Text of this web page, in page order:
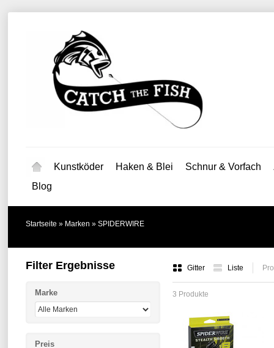
Kunstköder Haken & Blei Schnur & Vorfach
Blog
Startseite » Marken » SPIDERWIRE
Gitter Liste
3 Produkte
Filter Ergebnisse
Marke
Preis